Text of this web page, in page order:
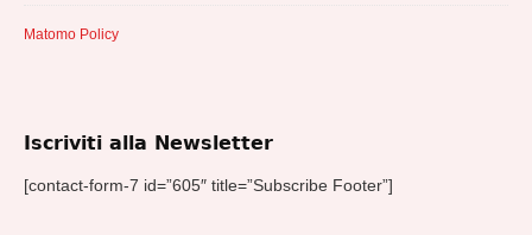
Matomo Policy
Iscriviti alla Newsletter
[contact-form-7 id=”605″ title=”Subscribe Footer”]